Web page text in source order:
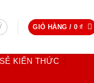
GIỎ HÀNG / 0₫
KIẾN THỨC